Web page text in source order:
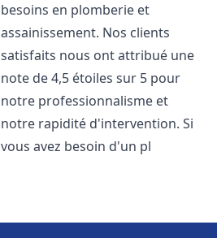
besoins en plomberie et
assainissement. Nos clients
satisfaits nous ont attribué une
note de 4,5 étoiles sur 5 pour
notre professionnalisme et
notre rapidité d'intervention. Si
vous avez besoin d'un pl